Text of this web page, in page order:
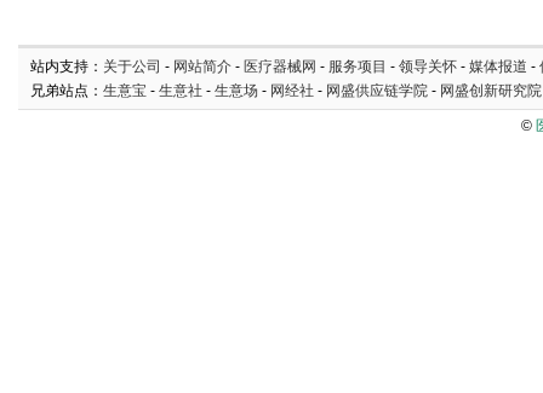
站内支持： 关于公司 - 网站简介 - 医疗器械网 - 服务项目 - 领导关怀 - 媒体报道 -
兄弟站点： 生意宝 - 生意社 - 生意场 - 网经社 - 网盛供应链学院 - 网盛创新研究院
©